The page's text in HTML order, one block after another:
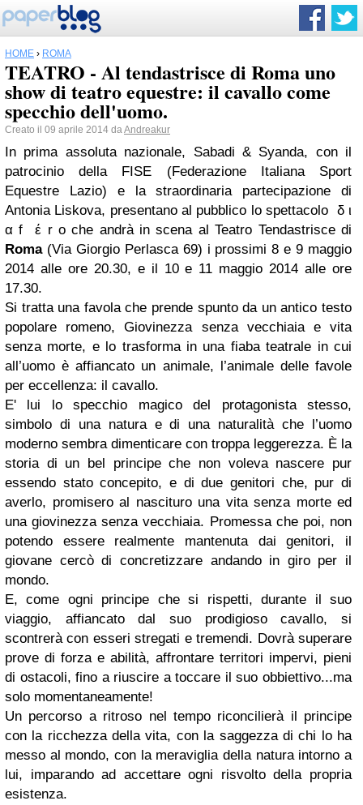
HOME › ROMA
TEATRO - Al tendastrisce di Roma uno
show di teatro equestre: il cavallo come
specchio dell'uomo.
Creato il 09 aprile 2014 daAndreakur
In prima assoluta nazionale, Sabadi & Syanda, con il
patrocinio della FISE (Federazione Italiana Sport
Equestre Lazio) e la straordinaria partecipazione di
Antonia Liskova, presentano al pubblico lo spettacolo δ ι
α f έ r o che andrà in scena al Teatro Tendastrisce di
Roma(Via Giorgio Perlasca 69) i prossimi 8 e 9 maggio
2014 alle ore 20.30, e il 10 e 11 maggio 2014 alle ore
17.30.
Si tratta una favola che prende spunto da un antico testo
popolare romeno, Giovinezza senza vecchiaia e vita
senza morte, e lo trasforma in una fiaba teatrale in cui
all’uomo è affiancato un animale, l’animale delle favole
per eccellenza: il cavallo.
E' lui lo specchio magico del protagonista stesso,
simbolo di una natura e di una naturalità che l’uomo
moderno sembra dimenticare con troppa leggerezza. È la
storia di un bel principe che non voleva nascere pur
essendo stato concepito, e di due genitori che, pur di
averlo, promisero al nascituro una vita senza morte ed
una giovinezza senza vecchiaia. Promessa che poi, non
potendo essere realmente mantenuta dai genitori, il
giovane cercò di concretizzare andando in giro per il
mondo.
E, come ogni principe che si rispetti, durante il suo
viaggio, affiancato dal suo prodigioso cavallo, si
scontrerà con esseri stregati e tremendi. Dovrà superare
prove di forza e abilità, affrontare territori impervi, pieni
di ostacoli, fino a riuscire a toccare il suo obbiettivo...ma
solo momentaneamente!
Un percorso a ritroso nel tempo riconcilierà il principe
con la ricchezza della vita, con la saggezza di chi lo ha
messo al mondo, con la meraviglia della natura intorno a
lui, imparando ad accettare ogni risvolto della propria
esistenza.